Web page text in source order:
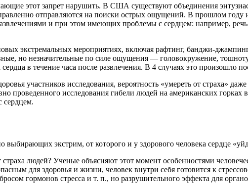
этот запрет нарушить. В США существуют объединения
отправляются на поиски острых ощущений. В прошлом году
и при этом имеющих проблемы с сердцем: например,
экстремальных мероприятиях, включая рафтинг, банджи-
но незначительные по силе ощущения — головокружение,
в течение часа после развлечения. В 4 случаях это произошло
участников исследования, вероятность «умереть от страха»
проведенного исследования гибели людей на американских
сердцем.
выбирающих экстрим, от которого и у здорового человека сердце
людей? Ученые объясняют этот момент особенностями
для здоровья и жизни, человек внутри себя готовится к
гормонов стресса и т. п., но разрушительного эффекта для